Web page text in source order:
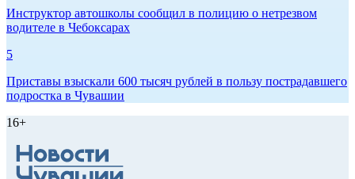
Инструктор автошколы сообщил в полицию о нетрезвом
водителе в Чебоксарах
5
Приставы взыскали 600 тысяч рублей в пользу пострадавшего
подростка в Чувашии
16+